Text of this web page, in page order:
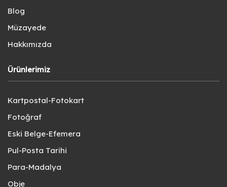
Blog
Müzayede
Hakkımızda
Ürünlerimiz
Kartpostal-Fotokart
Fotoğraf
Eski Belge-Efemera
Pul-Posta Tarihi
Para-Madalya
Obje